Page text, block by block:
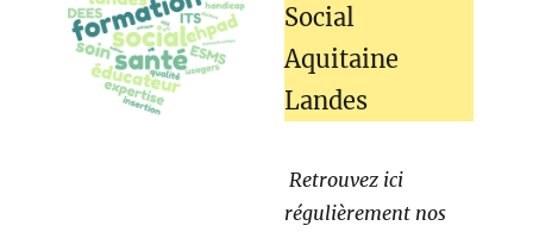
Social
Aquitaine
Landes
Retrouvez ici
régulièrement nos